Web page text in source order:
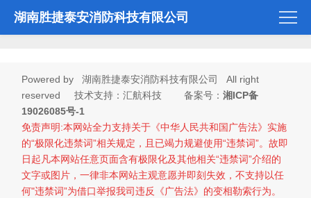
湖南胜捷泰安消防科技有限公司
Powered by湖南胜捷泰安消防科技有限公司
All right
reserved 技术支持：汇航科技 备案号：湘ICP备
19026085号-1
免责声明:本网站全力支持关于《中华人民共和国广告法》实施
的“极限化违禁词”相关规定，且已竭力规避使用“违禁词”。故即
日起凡本网站任意页面含有极限化及其他相关“违禁词”介绍的
文字或图片，一律非本网站主观意愿并即刻失效，不支持以任
何"违禁词”为借口举报我司违反《广告法》的变相勒索行为。